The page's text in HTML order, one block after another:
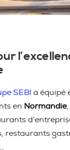
SEBI a équipé
en Normandie,
restaurants